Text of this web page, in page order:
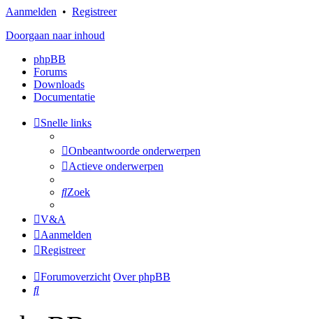
Aanmelden • Registreer
Doorgaan naar inhoud
phpBB
Forums
Downloads
Documentatie
Snelle links
Onbeantwoorde onderwerpen
Actieve onderwerpen
Zoek
V&A
Aanmelden
Registreer
Forumoverzicht Over phpBB
Zoek